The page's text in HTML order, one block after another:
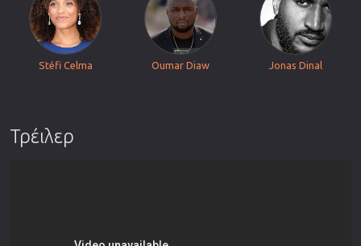
Stéfi Celma Oumar Diaw Jonas Dinal
Τρέιλερ